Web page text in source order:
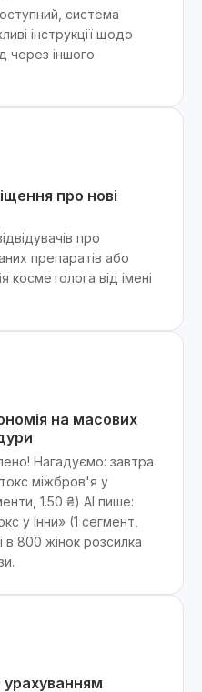
система
інструкції щодо
через іншого
про нові
про
препаратів або
косметолога від імені
на масових
Нагадуємо: завтра
міжбров'я у
1.50 ₴) AI пише:
у Інни» (1 сегмент,
в 800 жінок розсилка
урахуванням